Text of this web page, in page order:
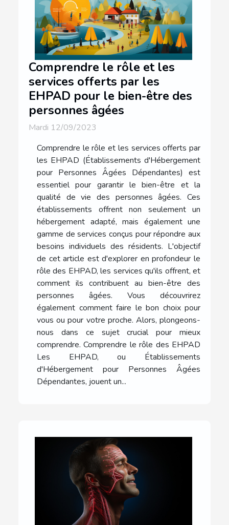
Comprendre le rôle et les
services offerts par les
EHPAD pour le bien-être des
personnes âgées
Mardi 12/09/2023
Comprendre le rôle et les services offerts par
les EHPAD (Établissements d'Hébergement
pour Personnes Âgées Dépendantes) est
essentiel pour garantir le bien-être et la
qualité de vie des personnes âgées. Ces
établissements offrent non seulement un
hébergement adapté, mais également une
gamme de services conçus pour répondre aux
besoins individuels des résidents. L'objectif
de cet article est d'explorer en profondeur le
rôle des EHPAD, les services qu'ils offrent, et
comment ils contribuent au bien-être des
personnes âgées. Vous découvrirez
également comment faire le bon choix pour
vous ou pour votre proche. Alors, plongeons-
nous dans ce sujet crucial pour mieux
comprendre. Comprendre le rôle des EHPAD
Les EHPAD, ou Établissements
d'Hébergement pour Personnes Âgées
Dépendantes, jouent un...